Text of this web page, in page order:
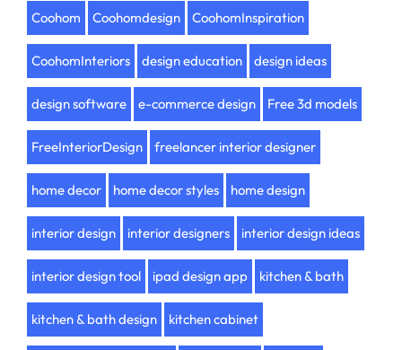
Coohom Coohomdesign CoohomInspiration
CoohomInteriors design education design ideas
design software e-commerce design Free 3d models
FreeInteriorDesign freelancer interior designer
home decor home decor styles home design
interior design interior designers interior design ideas
interior design tool ipad design app kitchen & bath
kitchen & bath design kitchen cabinet